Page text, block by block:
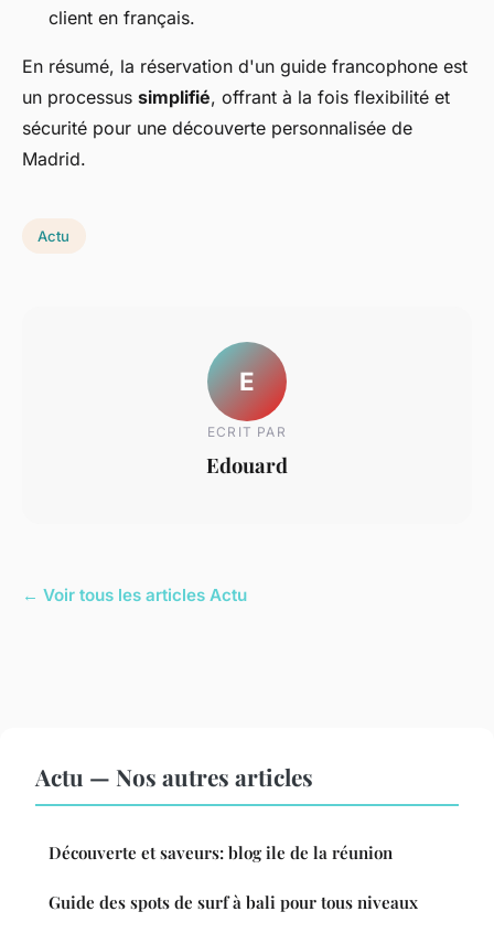
client en français.
En résumé, la réservation d'un guide francophone est
un processus simplifié, offrant à la fois flexibilité et
sécurité pour une découverte personnalisée de
Madrid.
Actu
E
ECRIT PAR
Edouard
← Voir tous les articles Actu
Actu — Nos autres articles
Découverte et saveurs: blog ile de la réunion
Guide des spots de surf à bali pour tous niveaux